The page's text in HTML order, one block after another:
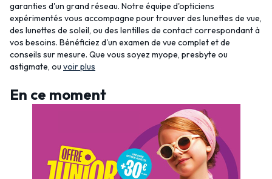
garanties d'un grand réseau. Notre équipe d'opticiens
expérimentés vous accompagne pour trouver des lunettes de vue,
des lunettes de soleil, ou des lentilles de contact correspondant à
vos besoins. Bénéficiez d'un examen de vue complet et de
conseils sur mesure. Que vous soyez myope, presbyte ou
astigmate, ou voir plus
En ce moment